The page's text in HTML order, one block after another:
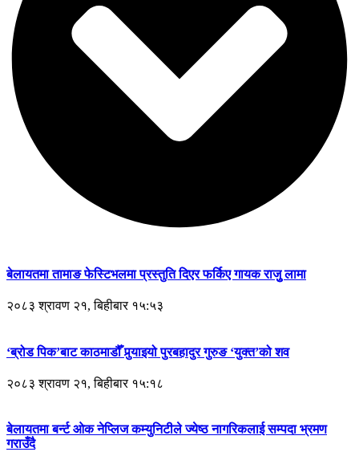
बेलायतमा तामाङ फेस्टिभलमा प्रस्तुति दिएर फर्किए गायक राजुु लामा
२०८३ श्रावण २१, बिहीबार १५:५३
‘ब्रोड पिक’बाट काठमाडौँ पुर्‍याइयो पुरबहादुर गुरुङ ‘युक्त’को शव
२०८३ श्रावण २१, बिहीबार १५:१८
बेलायतमा बर्न्ट ओक नेप्लिज कम्युनिटीले ज्येष्ठ नागरिकलाई सम्पदा भ्रमण
गराउँदै